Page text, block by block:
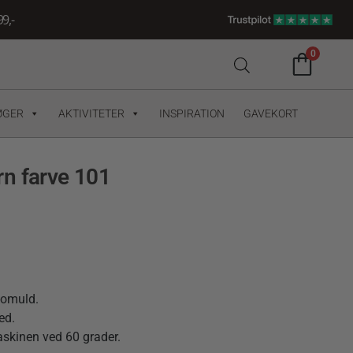
0
AKTIVITETER INSPIRATION GAVEKORT
farve 101
ved 60 grader.